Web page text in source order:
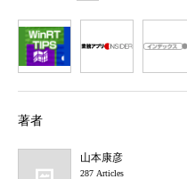
著者
山本康彦
287 Articles